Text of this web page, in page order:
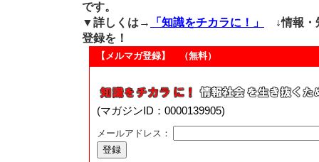
です。
▼詳しくは→
「知識をチカラに！」
↓情報・
登録を！
【メルマガ登録】 （無料）
(マガジンID：0000139905)
メールアドレス：